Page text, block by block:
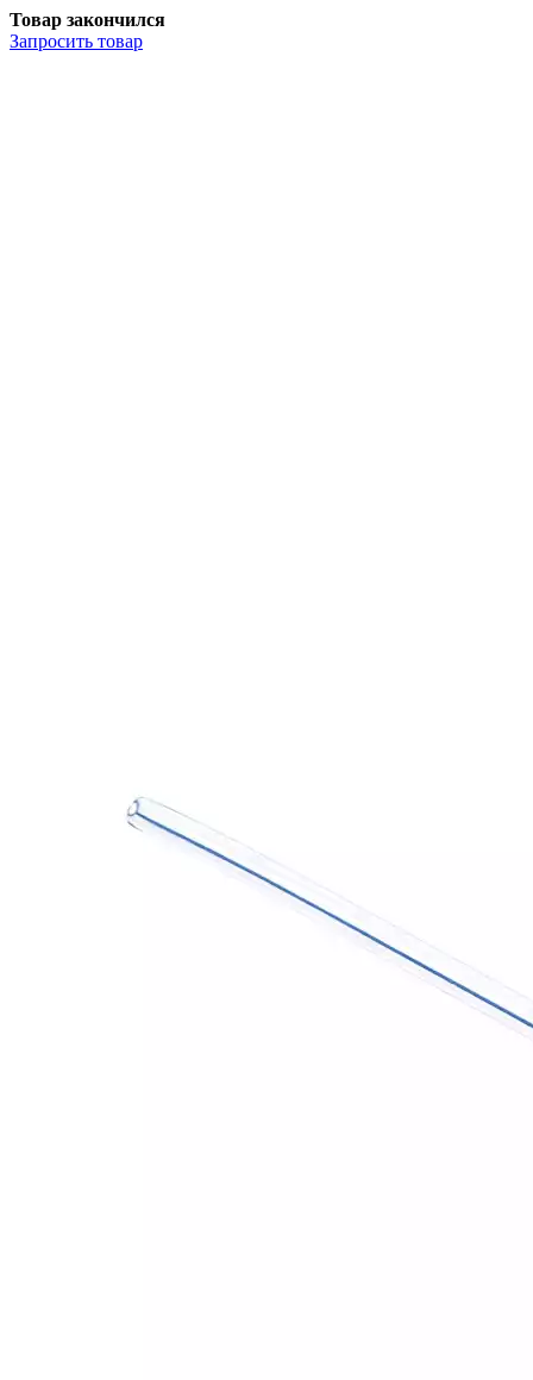
Товар закончился
Запросить товар